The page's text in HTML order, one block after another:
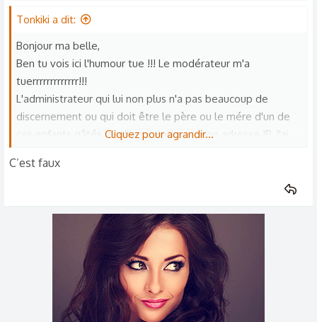
Tonkiki a dit:
Bonjour ma belle,
Ben tu vois ici l'humour tue !!! Le modérateur m'a
tuerrrrrrrrrrrrr!!!
L'administrateur qui lui non plus n'a pas beaucoup de
discernement ou qui doit être le père ou le mére d'un de
ces enfants gâtés m'a banni ainsi que mon adresse IP. J'ai
Je regrette car j'aurais bien aimé dialoguer avec toi qui me
semble être une femme courageuse et rayonnante. Il doit
temps de les connaître. Peut-être à bientôt, j'essaierai de
me faire identifier (discrètement sinon je crains pour ma vie
lol) sous mon masque
Une belle journée à toi
Cliquez pour agrandir...
C’est faux